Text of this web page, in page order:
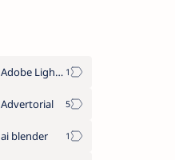
Adobe Lightroom
Advertorial
ai blender